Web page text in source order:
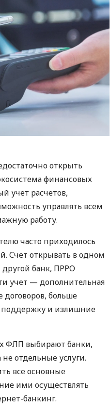
открыть
финансовых
учет расчетов,
управлять всем
работу.
часто приходилось
Счет открывать в одном
другой банк, ПРРО
учет — дополнительная
договоров, больше
поддержку и излишние
ФЛП выбирают банки,
отдельные услуги.
все основные
ими осуществлять
банкинг.